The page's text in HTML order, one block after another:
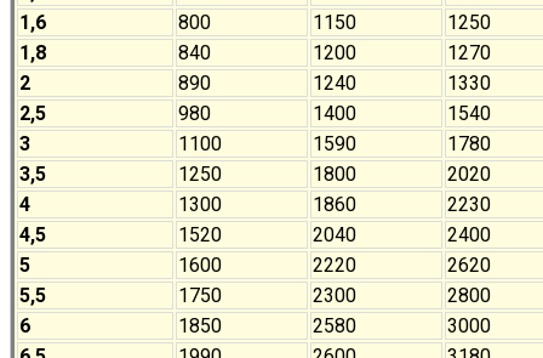
1,6
800 1150
1250
1,8
840 1200
1270
2
890 1240
1330
2,5
980 1400
1540
3
1100 1590
1780
3,5
1250 1800
2020
4
1300 1860
2230
4,5
1520 2040
2400
5
1600 2220
2620
5,5
1750 2300
2800
6
1850 2580
3000